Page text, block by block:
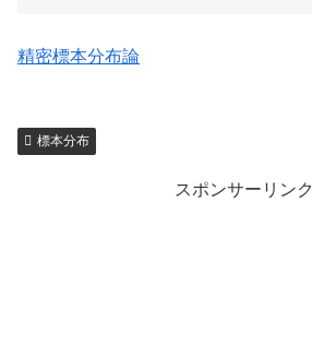
精密標本分布論
標本分布
スポンサーリンク